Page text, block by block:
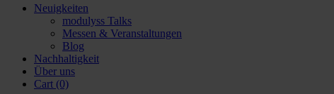
Neuigkeiten
modulyss Talks
Messen & Veranstaltungen
Blog
Nachhaltigkeit
Über uns
Cart (0)